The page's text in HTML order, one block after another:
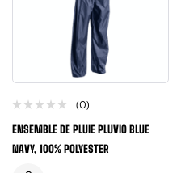
(0)
ENSEMBLE DE PLUIE PLUVIO BLUE
NAVY, 100% POLYESTER